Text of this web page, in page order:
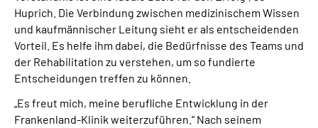
Huprich. Die Verbindung zwischen medizinischem Wissen
und kaufmännischer Leitung sieht er als entscheidenden
Vorteil. Es helfe ihm dabei, die Bedürfnisse des Teams und
der Rehabilitation zu verstehen, um so fundierte
Entscheidungen treffen zu können.
„Es freut mich, meine berufliche Entwicklung in der
Frankenland-Klinik weiterzuführen.“ Nach seinem